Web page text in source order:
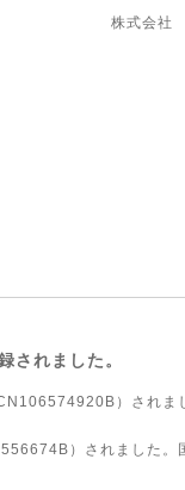
株式会社
されました。
）されま
）されました。